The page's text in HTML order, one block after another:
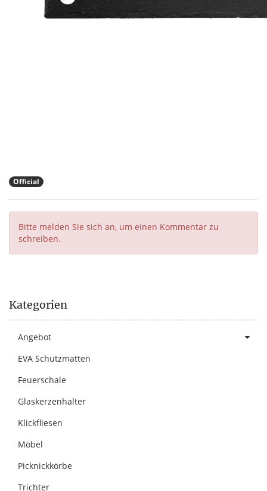
Official
Bitte melden Sie sich an, um einen Kommentar zu
schreiben.
Kategorien
Angebot
EVA Schutzmatten
Feuerschale
Glaskerzenhalter
Klickfliesen
Möbel
Picknickkörbe
Trichter